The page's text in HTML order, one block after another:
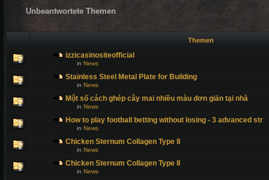
Unbeantwortete Themen
Themen
izzicasinositeofficial
in News
Stainless Steel Metal Plate for Building
in News
Một số cách ghép cây mai nhiều màu đơn giản tại nhà
in News
How to play football betting without losing - 3 advanced str
in News
Chicken Sternum Collagen Type II
in News
Chicken Sternum Collagen Type II
in News